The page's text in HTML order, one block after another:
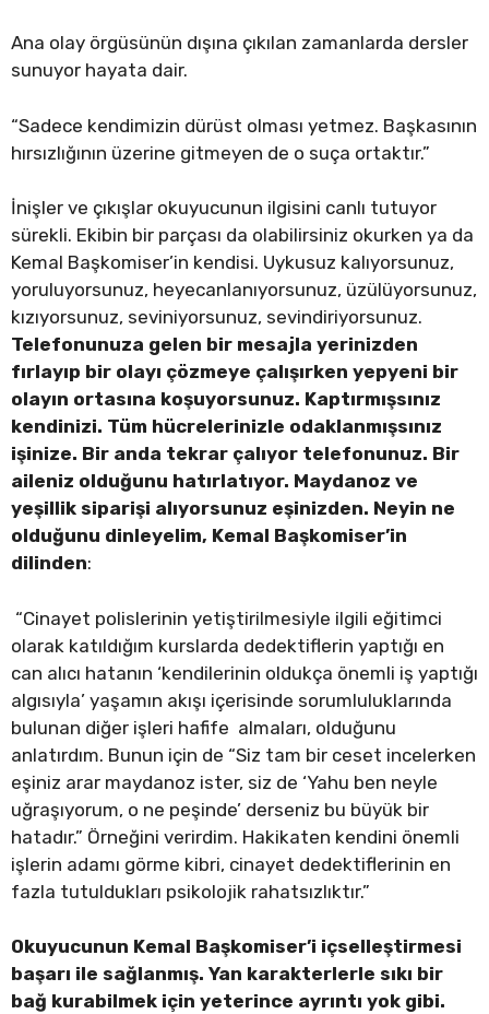
Ana olay örgüsünün dışına çıkılan zamanlarda dersler
sunuyor hayata dair.
“Sadece kendimizin dürüst olması yetmez. Başkasının
hırsızlığının üzerine gitmeyen de o suça ortaktır.”
İnişler ve çıkışlar okuyucunun ilgisini canlı tutuyor
sürekli. Ekibin bir parçası da olabilirsiniz okurken ya da
Kemal Başkomiser’in kendisi. Uykusuz kalıyorsunuz,
yoruluyorsunuz, heyecanlanıyorsunuz, üzülüyorsunuz,
kızıyorsunuz, seviniyorsunuz, sevindiriyorsunuz.
Telefonunuza gelen bir mesajla yerinizden
fırlayıp bir olayı çözmeye çalışırken yepyeni bir
olayın ortasına koşuyorsunuz. Kaptırmışsınız
kendinizi. Tüm hücrelerinizle odaklanmışsınız
işinize. Bir anda tekrar çalıyor telefonunuz. Bir
aileniz olduğunu hatırlatıyor. Maydanoz ve
yeşillik siparişi alıyorsunuz eşinizden. Neyin ne
olduğunu dinleyelim, Kemal Başkomiser’in
dilinden:
“Cinayet polislerinin yetiştirilmesiyle ilgili eğitimci
olarak katıldığım kurslarda dedektiflerin yaptığı en
can alıcı hatanın ‘kendilerinin oldukça önemli iş yaptığı
algısıyla’ yaşamın akışı içerisinde sorumluluklarında
bulunan diğer işleri hafife almaları, olduğunu
anlatırdım. Bunun için de “Siz tam bir ceset incelerken
eşiniz arar maydanoz ister, siz de ‘Yahu ben neyle
uğraşıyorum, o ne peşinde’ derseniz bu büyük bir
hatadır.” Örneğini verirdim. Hakikaten kendini önemli
işlerin adamı görme kibri, cinayet dedektiflerinin en
fazla tutuldukları psikolojik rahatsızlıktır.”
Okuyucunun Kemal Başkomiser’i içselleştirmesi
başarı ile sağlanmış. Yan karakterlerle sıkı bir
bağ kurabilmek için yeterince ayrıntı yok gibi.